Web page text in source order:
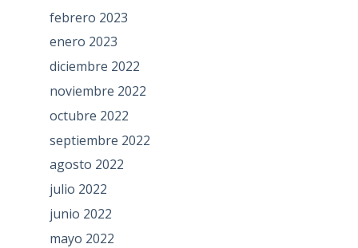
febrero 2023
enero 2023
diciembre 2022
noviembre 2022
octubre 2022
septiembre 2022
agosto 2022
julio 2022
junio 2022
mayo 2022